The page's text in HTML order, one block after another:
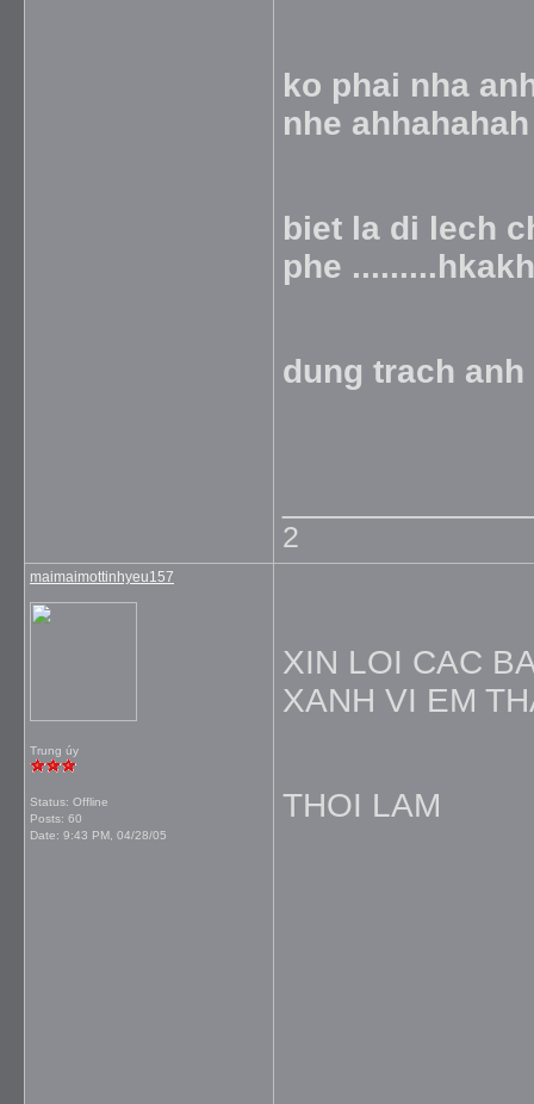
ko phai nha
nhe ahhahahah
biet la di lech
phe
dung trach
2
maimaimottinhyeu157
Trung úy
Status: Offline
Posts: 60
Date: 9:43 PM, 04/28/05
XIN LOI CAC
XANH VI EM
THOI LAM